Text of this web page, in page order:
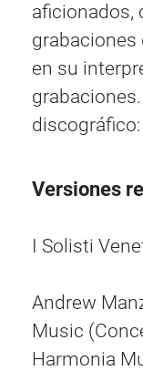
aficionados,
grabaciones
en su
Versiones
I Solisti
Andrew
Music
Harmonia